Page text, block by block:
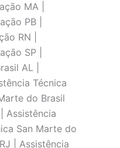
MA |
PB |
RN |
SP |
AL |
Técnica
do Brasil
Assistência
San Marte do
| Assistência